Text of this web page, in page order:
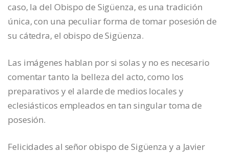
caso, la del Obispo de Sigüenza, es una tradición
única, con una peculiar forma de tomar posesión de
su cátedra, el obispo de Sigüenza.
Las imágenes hablan por si solas y no es necesario
comentar tanto la belleza del acto, como los
preparativos y el alarde de medios locales y
eclesiásticos empleados en tan singular toma de
posesión.
Felicidades al señor obispo de Sigüenza y a Javier